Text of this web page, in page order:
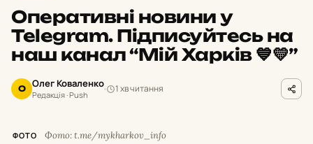
Оперативні новини у
Telegram. Підписуйтесь на
наш канал “Мій Харків 💙💛”
О Олег Коваленко
Редакція · Push
1 хв читання
ФОТО Фото: t.me/mykharkov_info